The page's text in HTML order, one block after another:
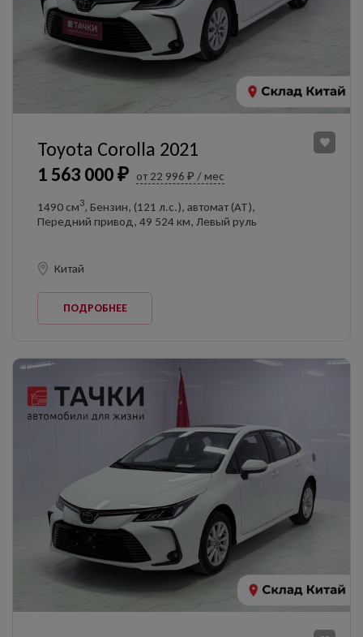
1 563 000 ₽ от 22 996 ₽ / мес
Toyota Corolla 2021
1490 см3, Бензин, (121 л.с.), автомат (AT),
Передний привод, 49 524 км, Левый руль
Китай
ПОДРОБНЕЕ
Оставить заявку
на продажу автомобиля
ОФОРМИТЬ ОНЛАЙН
Оформите анкету онлайн и